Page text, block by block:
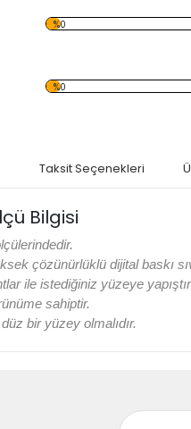
%0
%0
Taksit Seçenekleri
Bilgisi
çözünürlüklü dijital baskı
ile istediğiniz yüzeye
sahiptir.
bir yüzey olmalıdır.